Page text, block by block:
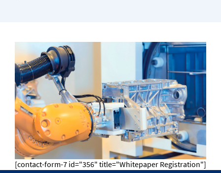
[contact-form-7 id="356" title="Whitepaper Registration"]